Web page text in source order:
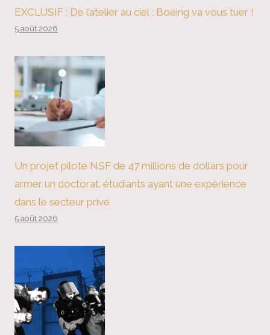
EXCLUSIF : De l’atelier au ciel : Boeing va vous tuer !
5 août 2026
Un projet pilote NSF de 47 millions de dollars pour
armer un doctorat. étudiants ayant une expérience
dans le secteur privé
5 août 2026